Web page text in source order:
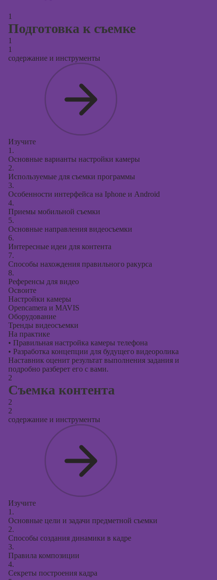
1
Подготовка к съемке
1
1
содержание и инструменты
Изучите
1.
Основные варианты настройки камеры
2.
Используемые для съемки программы
3.
Особенности интерфейса на Iphone и Android
4.
Приемы мобильной съемки
5.
Основные направления видеосъемки
6.
Интересные идеи для контента
7.
Способы нахождения правильного ракурса
8.
Референсы для видео
Освоите
Настройки камеры
Opencamera и MAVIS
Оборудование
Тренды видеосъемки
На практике
• Правильная настройка камеры телефона
• Разработка концепции для будущего видеоролика
Наставник оценит результат выполнения задания и
подробно разберет его с вами.
2
Съемка контента
2
2
содержание и инструменты
Изучите
1.
Основные цели и задачи предметной съемки
2.
Способы создания динамики в кадре
3.
Правила композиции
4.
Секреты построения кадра